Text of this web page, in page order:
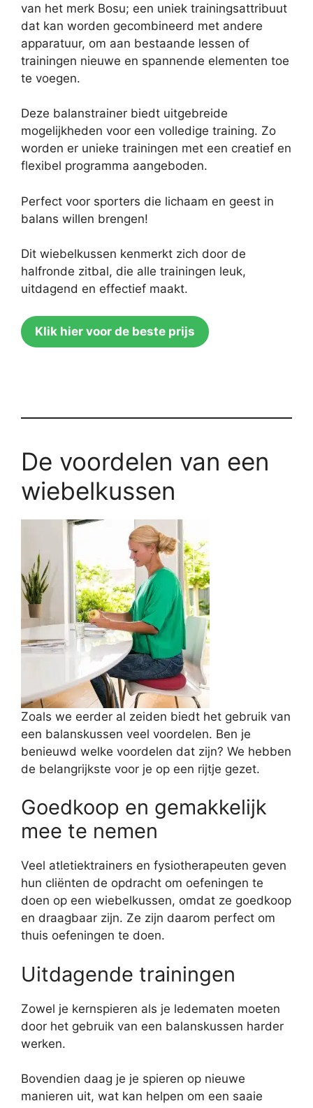
van het merk Bosu; een uniek trainingsattribuut
dat kan worden gecombineerd met andere
apparatuur, om aan bestaande lessen of
trainingen nieuwe en spannende elementen toe
te voegen.
Deze balanstrainer biedt uitgebreide
mogelijkheden voor een volledige training. Zo
worden er unieke trainingen met een creatief en
flexibel programma aangeboden.
Perfect voor sporters die lichaam en geest in
balans willen brengen!
Dit wiebelkussen kenmerkt zich door de
halfronde zitbal, die alle trainingen leuk,
uitdagend en effectief maakt.
Klik hier voor de beste prijs
De voordelen van een
wiebelkussen
Zoals we eerder al zeiden biedt het gebruik van
een balanskussen veel voordelen. Ben je
benieuwd welke voordelen dat zijn? We hebben
de belangrijkste voor je op een rijtje gezet.
Goedkoop en gemakkelijk
mee te nemen
Veel atletiektrainers en fysiotherapeuten geven
hun cliënten de opdracht om oefeningen te
doen op een wiebelkussen, omdat ze goedkoop
en draagbaar zijn. Ze zijn daarom perfect om
thuis oefeningen te doen.
Uitdagende trainingen
Zowel je kernspieren als je ledematen moeten
door het gebruik van een balanskussen harder
werken.
Bovendien daag je je spieren op nieuwe
manieren uit, wat kan helpen om een ​​saaie